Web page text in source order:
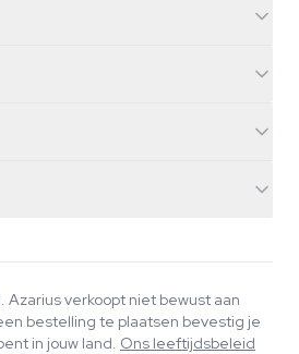
Azarius verkoopt niet bewust aan
bestelling te plaatsen bevestig je
in jouw land. Ons leeftijdsbeleid